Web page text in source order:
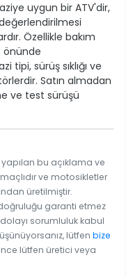
uygun bir ATV'dir,
Özellikle bakım
önünde
tipi, sürüş sıklığı ve
Satın almadan
ve test sürüşü
bu açıklama ve
ve motosikletler
üretilmiştir.
garanti etmez
sorumluluk kabul
lütfen bize
lütfen üretici veya